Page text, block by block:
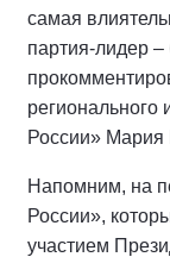
самая
партия-лидер
регионального
России» Мария
Напомним, на
России»,
участием